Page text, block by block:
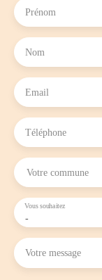
Prénom
Nom
Email
Téléphone
Votre commune
-
Vous souhaitez
Votre message